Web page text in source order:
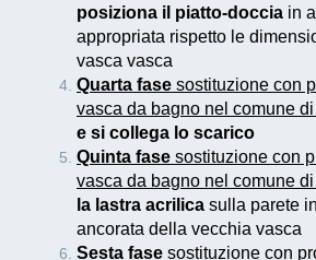
posiziona il piatto-doccia in
appropriata rispetto le
vasca vasca
Quarta fase sostituzione con
vasca da bagno nel comune
e si collega lo scarico
Quinta fase sostituzione con
vasca da bagno nel comune
la lastra acrilica sulla parete
ancorata della vecchia vasca
Sesta fase sostituzione con